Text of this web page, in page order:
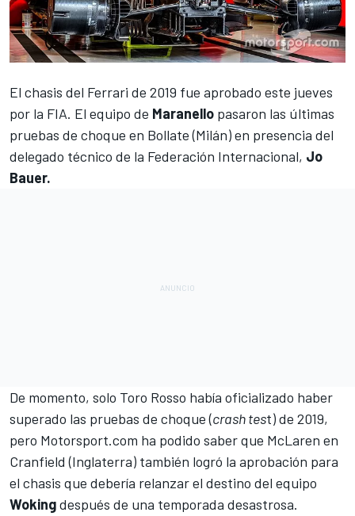
El chasis del Ferrari de 2019 fue aprobado este jueves
por la FIA. El equipo de Maranello pasaron las últimas
pruebas de choque en Bollate (Milán) en presencia del
delegado técnico de la Federación Internacional, Jo
Bauer.
De momento, solo Toro Rosso había oficializado haber
superado las pruebas de choque (crash test) de 2019,
pero Motorsport.com ha podido saber que McLaren en
Cranfield (Inglaterra) también logró la aprobación para
el chasis que debería relanzar el destino del equipo
Wokingdespués de una temporada desastrosa.